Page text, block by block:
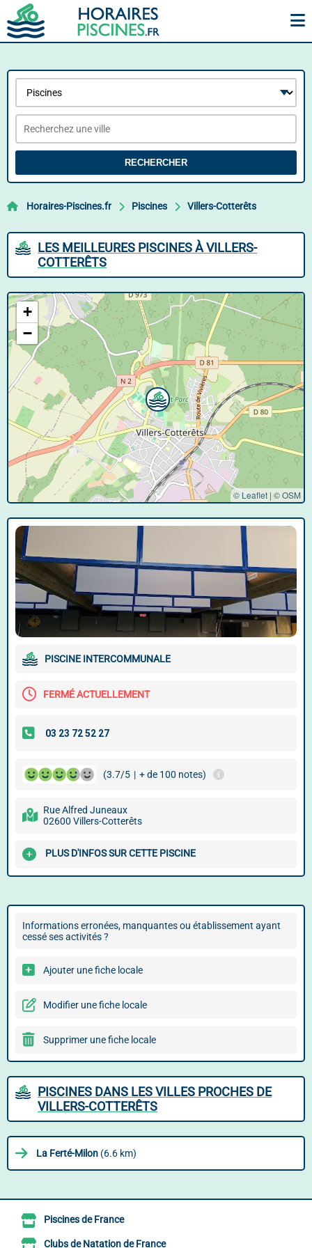
RECHERCHER
Horaires-Piscines.fr Piscines Villers-Cotterêts
LES MEILLEURES PISCINES À VILLERS-
COTTERÊTS
+
−
© Leaflet | ©OSM
PISCINE INTERCOMMUNALE
FERMÉ ACTUELLEMENT
(3.7/5 | + de 100 notes)
Rue Alfred Juneaux
02600 Villers-Cotterêts
PLUS D'INFOS SUR CETTE PISCINE
Informations erronées, manquantes ou établissement ayant
cessé ses activités ?
Ajouter une fiche locale
Modifier une fiche locale
Supprimer une fiche locale
PISCINES DANS LES VILLES PROCHES DE
VILLERS-COTTERÊTS
La Ferté-Milon (6.6 km)
Piscines de France
Clubs de Natation de France